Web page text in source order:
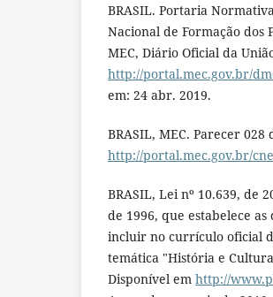
BRASIL. Portaria
Nacional de Formação dos
MEC, Diário Oficial da
http://portal.mec.gov.br/
em: 24 abr. 2019.
BRASIL, MEC. Parecer 028
http://portal.mec.gov.br/
BRASIL, Lei nº 10.639, de
de 1996, que estabelece
incluir no currículo oficial
temática "História e
Disponível em http://